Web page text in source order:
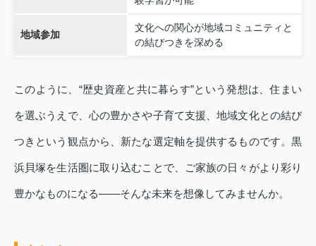
地域参加
文化への関心が地域コミュニティと
の結びつきを深める
このように、“歴史資産と共に暮らす”という発想は、住まい
を選ぶうえで、心の豊かさや子育て支援、地域文化との結び
つきという観点から、新たな選定軸を提供するものです。黒
浜貝塚を生活圏に取り込むことで、ご家族の日々がより彩り
豊かなものになる――そんな未来を想像してみませんか。